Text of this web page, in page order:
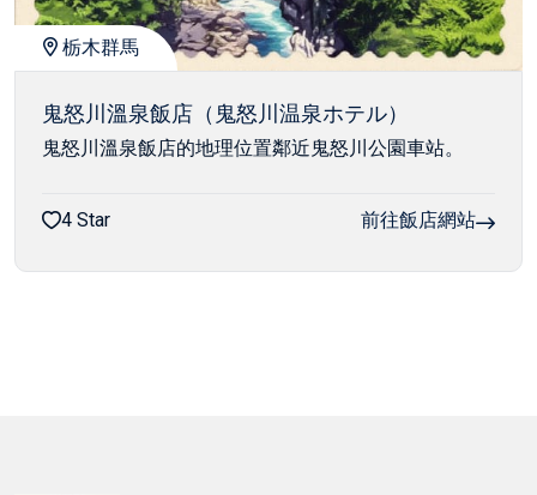
栃木群馬
鬼怒川溫泉飯店（鬼怒川温泉ホテル）
鬼怒川溫泉飯店的地理位置鄰近鬼怒川公園車站。
4 Star 前往飯店網站